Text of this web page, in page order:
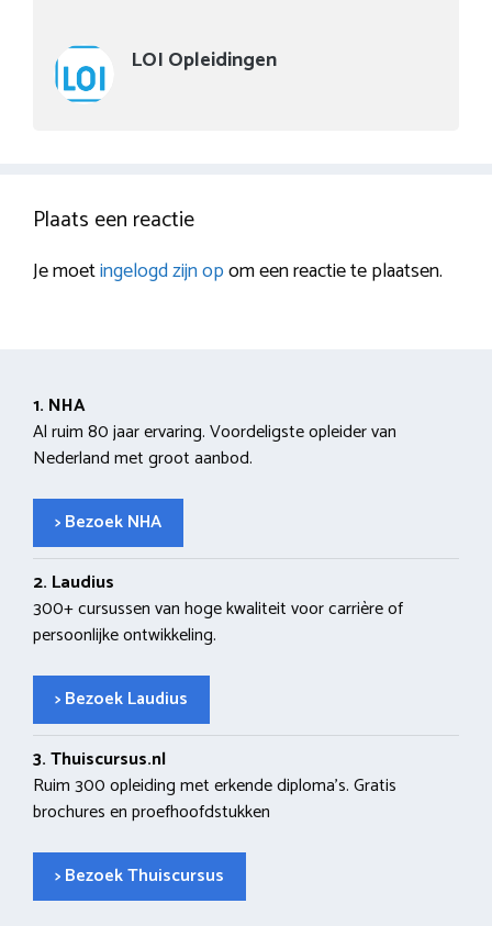
LOI Opleidingen
Plaats een reactie
Je moetingelogd zijn opom een reactie te plaatsen.
1. NHA
Al ruim 80 jaar ervaring. Voordeligste opleider van
Nederland met groot aanbod.
> Bezoek NHA
2. Laudius
300+ cursussen van hoge kwaliteit voor carrière of
persoonlijke ontwikkeling.
> Bezoek Laudius
3. Thuiscursus.nl
Ruim 300 opleiding met erkende diploma’s. Gratis
brochures en proefhoofdstukken
> Bezoek Thuiscursus